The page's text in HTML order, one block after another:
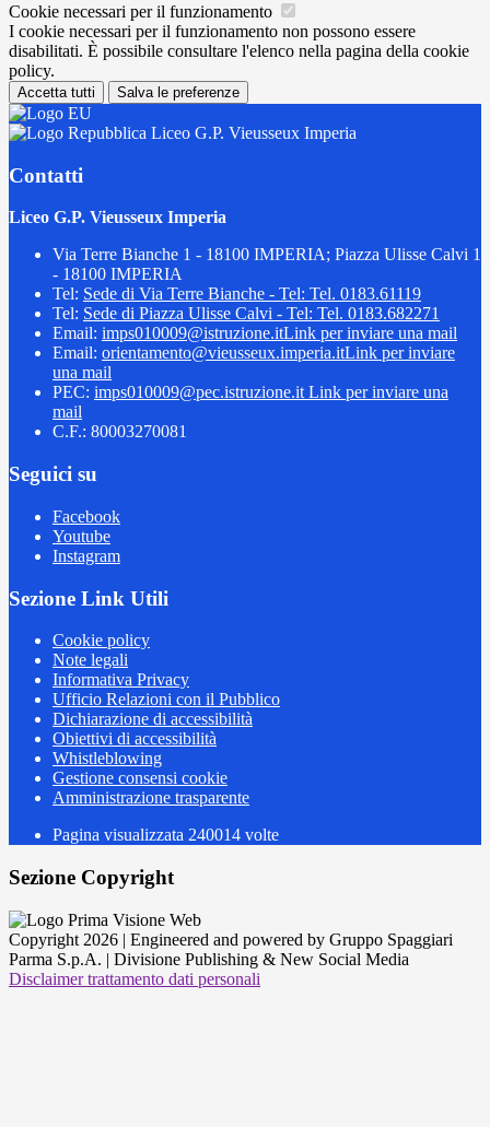
Cookie necessari per il funzionamento
I cookie necessari per il funzionamento non possono essere
disabilitati. È possibile consultare l'elenco nella pagina della cookie
policy.
Accetta tutti Salva le preferenze
Liceo G.P. Vieusseux Imperia
Contatti
Liceo G.P. Vieusseux Imperia
Via Terre Bianche 1 - 18100 IMPERIA; Piazza Ulisse Calvi 1
- 18100 IMPERIA
Tel: Sede di Via Terre Bianche - Tel: Tel. 0183.61119
Tel: Sede di Piazza Ulisse Calvi - Tel: Tel. 0183.682271
Email: imps010009@istruzione.itLink per inviare una mail
Email: orientamento@vieusseux.imperia.itLink per inviare
una mail
PEC: imps010009@pec.istruzione.it Link per inviare una
mail
C.F.: 80003270081
Seguici su
Facebook
Youtube
Instagram
Sezione Link Utili
Cookie policy
Note legali
Informativa Privacy
Ufficio Relazioni con il Pubblico
Dichiarazione di accessibilità
Obiettivi di accessibilità
Whistleblowing
Gestione consensi cookie
Amministrazione trasparente
Pagina visualizzata 240014 volte
Sezione Copyright
Copyright 2026 | Engineered and powered by Gruppo Spaggiari
Parma S.p.A. | Divisione Publishing & New Social Media
Disclaimer trattamento dati personali